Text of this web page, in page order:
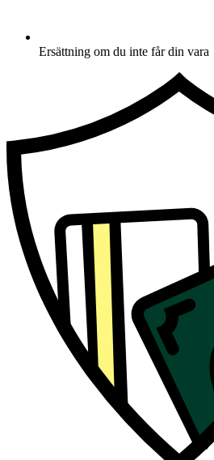
Ersättning om du inte får din vara